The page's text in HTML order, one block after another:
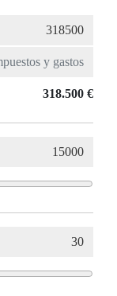
318.500 €